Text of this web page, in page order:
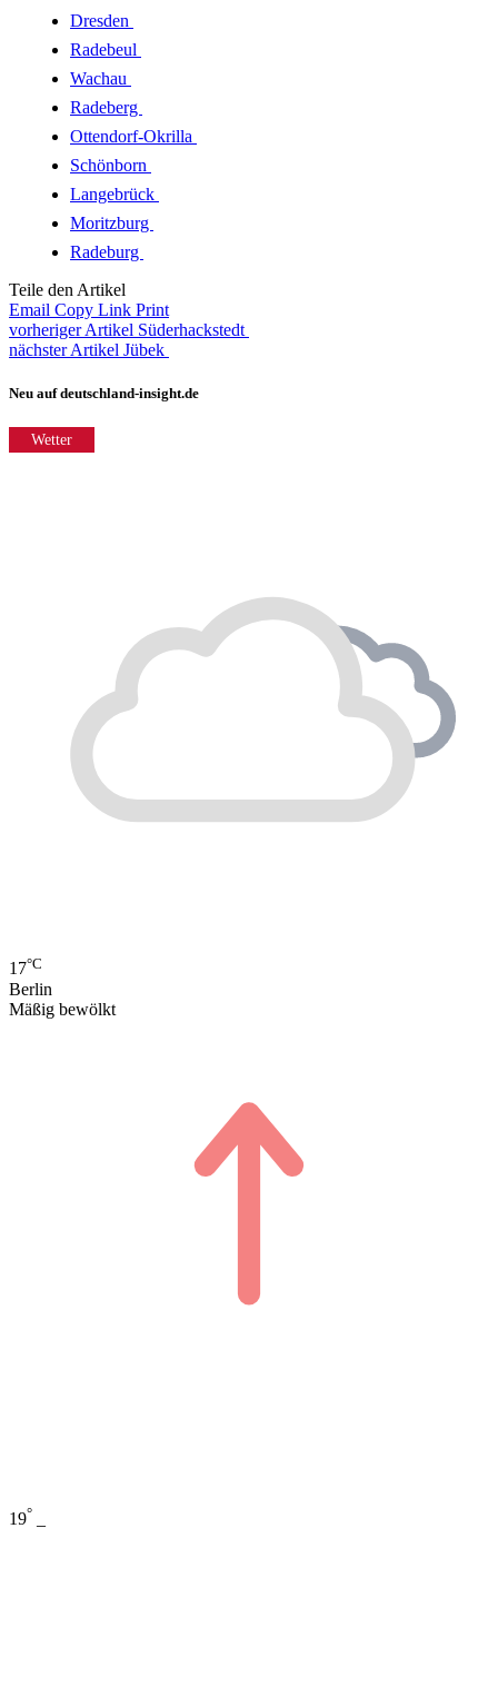
Dresden
Radebeul
Wachau
Radeberg
Ottendorf-Okrilla
Schönborn
Langebrück
Moritzburg
Radeburg
Teile den Artikel
Email Copy Link Print
vorheriger Artikel Süderhackstedt
nächster Artikel Jübek
Neu auf deutschland-insight.de
Wetter
17°C
Berlin
Mäßig bewölkt
19°